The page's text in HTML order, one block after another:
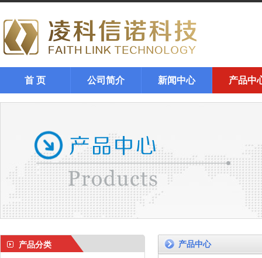
首 页 公司简介 新闻中心 产品中
产品分类 产品中心